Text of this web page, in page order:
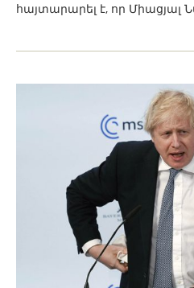
հայտարարել է, որ Միացյալ